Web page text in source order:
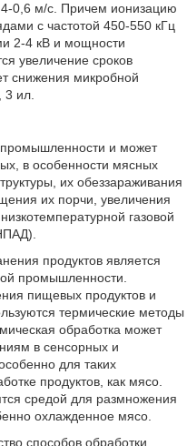
0,6 м/с. Причем ионизацию
с частотой 450-550 кГц
2-4 кВ и мощности
увеличение сроков
снижения микробной
ил.
и может
в особенности мясных
их обеззараживания
их порчи, увеличения
газовой
продуктов является
промышленности.
пищевых продуктов и
термические методы
обработка может
в сенсорных и
для таких
продуктов, как мясо.
средой для размножения
охлажденное мясо.
способов обработки